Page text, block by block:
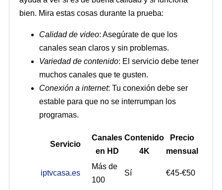
bien. Mira estas cosas durante la prueba:
Calidad de video: Asegúrate de que los
canales sean claros y sin problemas.
Variedad de contenido: El servicio debe tener
muchos canales que te gusten.
Conexión a internet: Tu conexión debe ser
estable para que no se interrumpan los
programas.
Servicio
Canales
en HD
Contenido
4K
Precio
mensual
iptvcasa.es
Más de
100
Sí €45-€50